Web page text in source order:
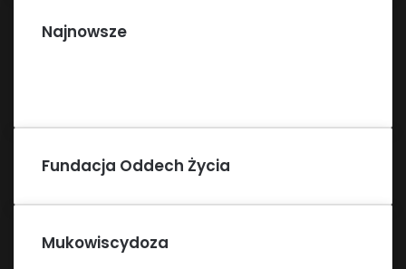
Najnowsze
Fundacja Oddech Życia
Mukowiscydoza